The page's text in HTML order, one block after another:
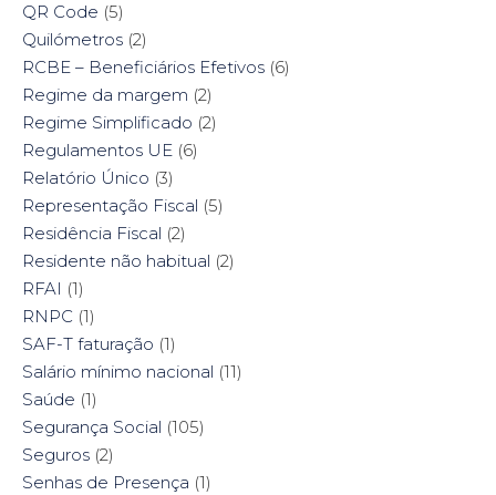
QR Code (5)
Quilómetros (2)
RCBE – Beneficiários Efetivos (6)
Regime da margem (2)
Regime Simplificado (2)
Regulamentos UE (6)
Relatório Único (3)
Representação Fiscal (5)
Residência Fiscal (2)
Residente não habitual (2)
RFAI (1)
RNPC (1)
SAF-T faturação (1)
Salário mínimo nacional (11)
Saúde (1)
Segurança Social (105)
Seguros (2)
Senhas de Presença (1)